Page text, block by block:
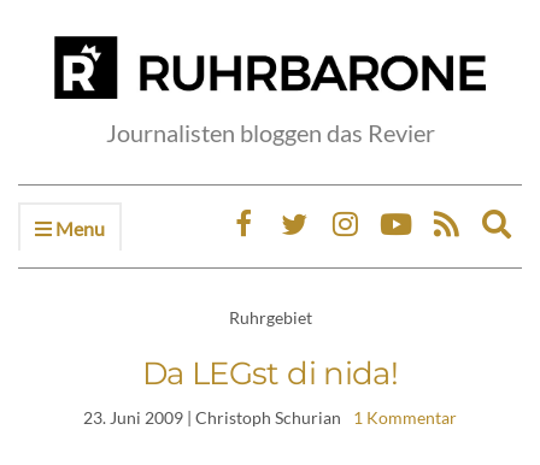
Journalisten bloggen das Revier
Menu
Ruhrgebiet
Da LEGst di nida!
23. Juni 2009 | Christoph Schurian 1 Kommentar